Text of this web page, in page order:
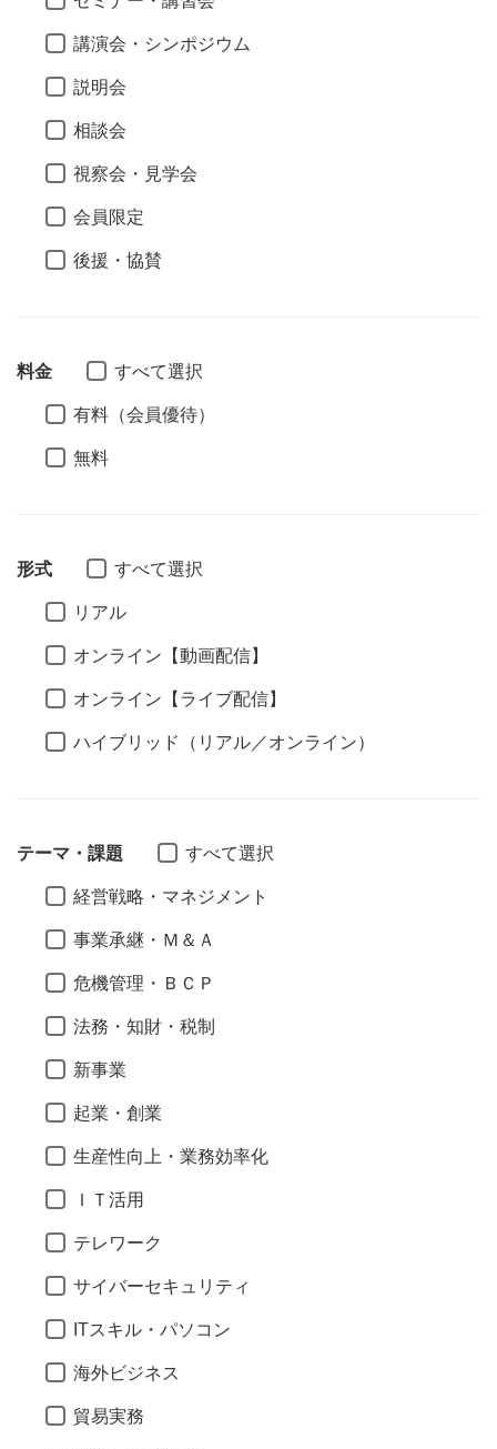
講演会・シンポジウム
説明会
相談会
視察会・見学会
会員限定
後援・協賛
料金 すべて選択
有料（会員優待）
無料
形式 すべて選択
リアル
オンライン【動画配信】
オンライン【ライブ配信】
ハイブリッド（リアル／オンライン）
テーマ・課題 すべて選択
経営戦略・マネジメント
事業承継・Ｍ＆Ａ
危機管理・ＢＣＰ
法務・知財・税制
新事業
起業・創業
生産性向上・業務効率化
ＩＴ活用
テレワーク
サイバーセキュリティ
ITスキル・パソコン
海外ビジネス
貿易実務